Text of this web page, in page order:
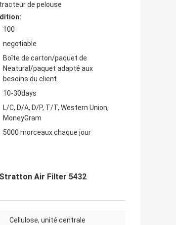
de pelouse
100
negotiable
Boîte de carton/paquet de
Neatural/paquet adapté aux
besoins du client.
10-30days
L/C, D/A, D/P, T/T, Western Union,
MoneyGram
5000 morceaux chaque jour
Air Filter 5432
Cellulose, unité centrale